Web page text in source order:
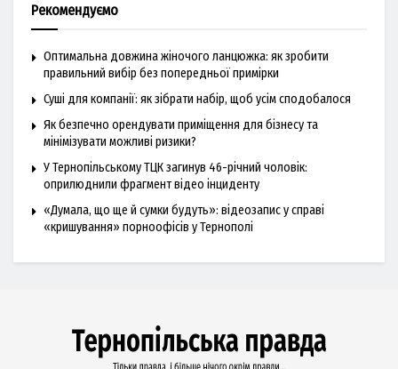
Рекомендуємо
Оптимальна довжина жіночого ланцюжка: як зробити
правильний вибір без попередньої примірки
Суші для компанії: як зібрати набір, щоб усім сподобалося
Як безпечно орендувати приміщення для бізнесу та
мінімізувати можливі ризики?
У Тернопільському ТЦК загинув 46-річний чоловік:
оприлюднили фрагмент відео інциденту
«Думала, що ще й сумки будуть»: відеозапис у справі
«кришування» порноофісів у Тернополі